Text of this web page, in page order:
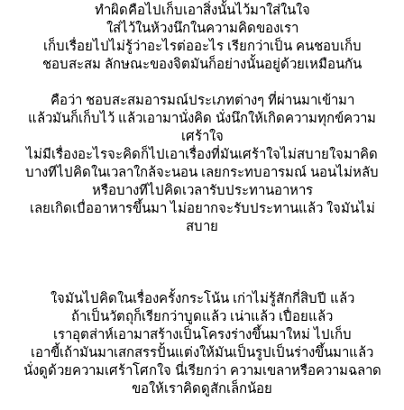
ทำผิดคือไปเก็บเอาสิ่งนั้นไว้มาใส่ในใจ
ส่ไว้ในห้วงนึกในความคิดของเรา
เก็บเรื่อยไปไม่รู้ว่าอะไรต่ออะไร เรียกว่าเป็น คนชอบเก็บ
ชอบสะสม ลักษณะของจิตมันก็อย่างนั้นอยู่ด้วยเหมือนกัน
คือว่า ชอบสะสมอารมณ์ประเภทต่างๆ ที่ผ่านมาเข้ามา
ล้วมันก็เก็บไว้ แล้วเอามานั่งคิด นั่งนึกให้เกิดความทุกข์ความ
เศร้าใจ
ไม่มีเรื่องอะไรจะคิดก็ไปเอาเรื่องที่มันเศร้าใจไม่สบายใจมาคิด
บางทีไปคิดในเวลาใกล้จะนอน เลยกระทบอารมณ์ นอนไม่หลับ
หรือบางทีไปคิดเวลารับประทานอาหาร
เลยเกิดเบื่ออาหารขึ้นมา ไม่อยากจะรับประทานแล้ว ใจมันไม่
สบา
จมันไปคิดในเรื่องครั้งกระโน้น เก่าไม่รู้สักกี่สิบปี แล้ว
ถ้าเป็นวัตถุก็เรียกว่าบูดแล้ว เน่าแล้ว เปื่อยแล้ว
เราอุตส่าห์เอามาสร้างเป็นโครงร่างขึ้นมาใหม่ ไปเก็บ
เอาขี้เถ้ามันมาเสกสรรปั้นแต่งให้มันเป็นรูปเป็นร่างขึ้นมาแล้ว
นั่งดูด้วยความเศร้าโศกใจ นี่เรียกว่า ความเขลาหรือความฉลาด
ขอให้เราคิดดูสักเล็กน้อ